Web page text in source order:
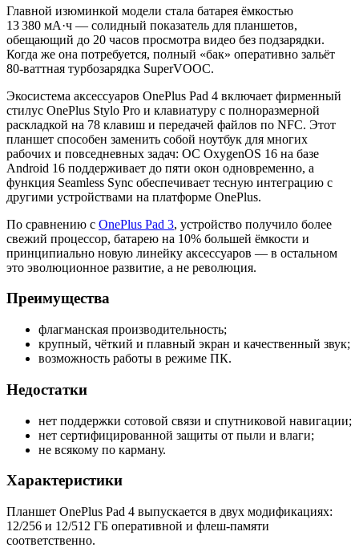
Главной изюминкой модели стала батарея ёмкостью
13 380 мА·ч — солидный показатель для планшетов,
обещающий до 20 часов просмотра видео без подзарядки.
Когда же она потребуется, полный «бак» оперативно зальёт
80-ваттная турбозарядка SuperVOOC.
Экосистема аксессуаров OnePlus Pad 4 включает фирменный
стилус OnePlus Stylo Pro и клавиатуру с полноразмерной
раскладкой на 78 клавиш и передачей файлов по NFC. Этот
планшет способен заменить собой ноутбук для многих
рабочих и повседневных задач: ОС OxygenOS 16 на базе
Android 16 поддерживает до пяти окон одновременно, а
функция Seamless Sync обеспечивает тесную интеграцию с
другими устройствами на платформе OnePlus.
По сравнению с OnePlus Pad 3, устройство получило более
свежий процессор, батарею на 10% большей ёмкости и
принципиально новую линейку аксессуаров — в остальном
это эволюционное развитие, а не революция.
Преимущества
флагманская производительность;
крупный, чёткий и плавный экран и качественный звук;
возможность работы в режиме ПК.
Недостатки
нет поддержки сотовой связи и спутниковой навигации;
нет сертифицированной защиты от пыли и влаги;
не всякому по карману.
Характеристики
Планшет OnePlus Pad 4 выпускается в двух модификациях:
12/256 и 12/512 ГБ оперативной и флеш-памяти
соответственно.